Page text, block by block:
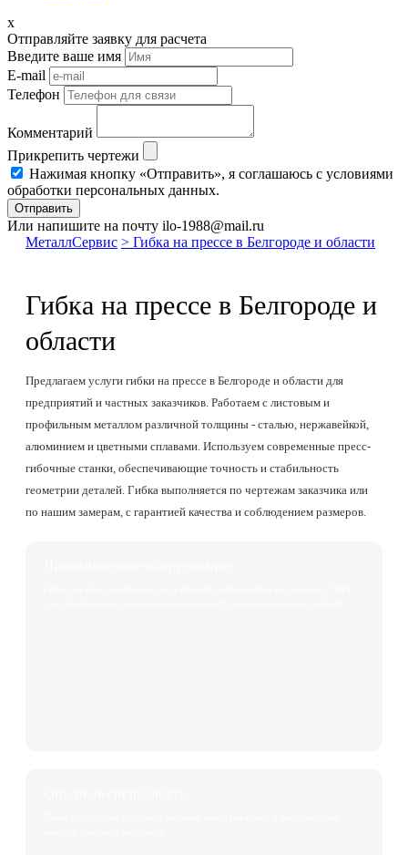
x
Отправляйте заявку для расчета
Введите ваше имя
E-mail
Телефон
Комментарий
Прикрепить чертежи
Нажимая кнопку «Отправить», я соглашаюсь с условиями
обработки персональных данных.
Отправить
Или напишите на почту ilo-1988@mail.ru
МеталлСервис > Гибка на прессе в Белгороде и области
Гибка на прессе в Белгороде и
области
Предлагаем услуги гибки на прессе в Белгороде и области для
предприятий и частных заказчиков. Работаем с листовым и
профильным металлом различной толщины - сталью, нержавейкой,
алюминием и цветными сплавами. Используем современные пресс-
гибочные станки, обеспечивающие точность и стабильность
геометрии деталей. Гибка выполняется по чертежам заказчика или
по нашим замерам, с гарантией качества и соблюдением размеров.